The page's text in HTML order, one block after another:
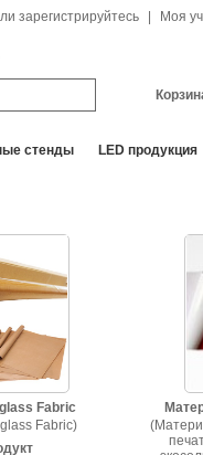
зарегистрируйтесь Моя
стенды LED продукция
Fabric
Fabric)